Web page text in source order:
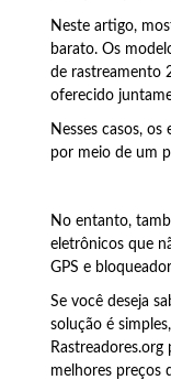
Neste artigo,
barato. Os
de rastreamento
oferecido
Nesses casos,
por meio de um
No entanto,
eletrônicos que
GPS e
Se você deseja
solução é
melhores preços